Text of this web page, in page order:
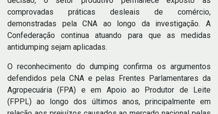
comprovadas práticas desleais de comércio,
demonstradas pela CNA ao longo da investigação. A
Confederação continua atuando para que as medidas
antidumping sejam aplicadas.
O reconhecimento do dumping confirma os argumentos
defendidos pela CNA e pelas Frentes Parlamentares da
Agropecuária (FPA) e em Apoio ao Produtor de Leite
(FPPL) ao longo dos últimos anos, principalmente em